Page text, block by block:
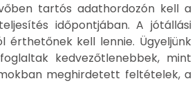
tartós adathordozón kell a
időpontjában. A jótállási
érthetőnek kell lennie. Ügyeljünk
kedvezőtlenebbek, mint
meghirdetett feltételek, a